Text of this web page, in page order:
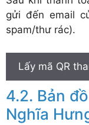
gửi đến email
spam/thư rác).
Lấy mã QR
Bản
Nghĩa